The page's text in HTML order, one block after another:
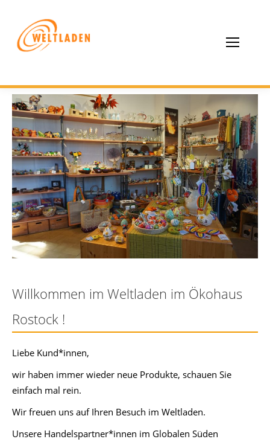
Willkommen im Weltladen im Ökohaus
Rostock !
Liebe Kund*innen,
wir haben immer wieder neue Produkte, schauen Sie
einfach mal rein.
Wir freuen uns auf Ihren Besuch im Weltladen.
Unsere Handelspartner*innen im Globalen Süden